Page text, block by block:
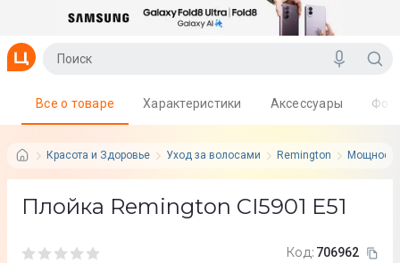
Красота и Здоровье Уход за волосами Remington
Все о товаре Характеристики Аксессуары
Плойка Remington CI5901 E51
Код: 706962